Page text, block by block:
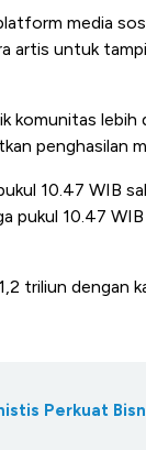
media
artis untuk
komunitas
penghasilan
10.47 WIB
pukul 10.47
triliun dengan
Perkuat